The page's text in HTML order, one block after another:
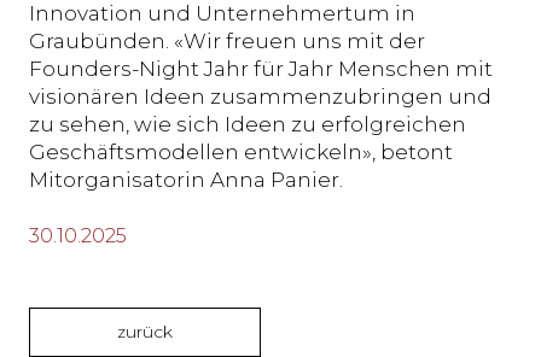
Innovation und Unternehmertum in
Graubünden. «Wir freuen uns mit der
Founders-Night Jahr für Jahr Menschen mit
visionären Ideen zusammenzubringen und
zu sehen, wie sich Ideen zu erfolgreichen
Geschäftsmodellen entwickeln», betont
Mitorganisatorin Anna Panier.
30.10.2025
zurück